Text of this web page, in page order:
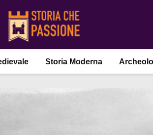
Storia Moderna